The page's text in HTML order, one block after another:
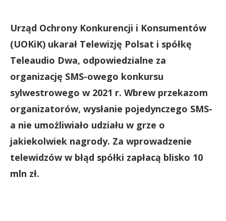
Urząd Ochrony Konkurencji i Konsumentów
(UOKiK) ukarał Telewizję Polsat i spółkę
Teleaudio Dwa, odpowiedzialne za
organizację SMS-owego konkursu
sylwestrowego w 2021 r. Wbrew przekazom
organizatorów, wysłanie pojedynczego SMS-
a nie umożliwiało udziału w grze o
jakiekolwiek nagrody. Za wprowadzenie
telewidzów w błąd spółki zapłacą blisko 10
mln zł.